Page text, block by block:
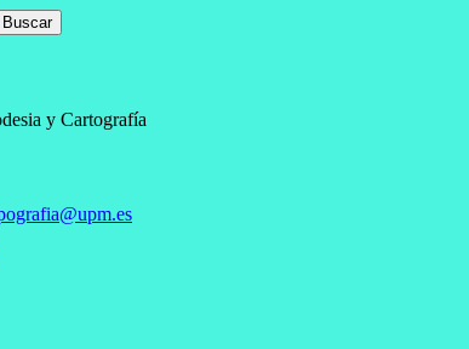
y Cartografía